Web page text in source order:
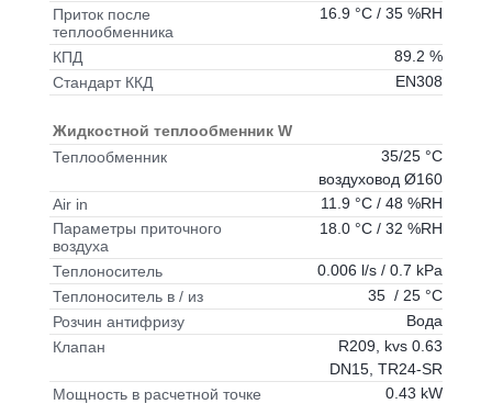
Приток после
теплообменника
16.9 °C / 35 %RH
КПД
89.2 %
Стандарт ККД
EN308
Жидкостной теплообменник W
Теплообменник
35/25 °C
воздуховод Ø160
Air in
11.9 °C / 48 %RH
Параметры приточного
воздуха
18.0 °C / 32 %RH
Теплоноситель
0.006 l/s / 0.7 kPa
Теплоноситель в / из
35 / 25 °C
Розчин антифризу
Вода
Клапан
R209, kvs 0.63
DN15, TR24-SR
Мощность в расчетной точке
0.43 kW